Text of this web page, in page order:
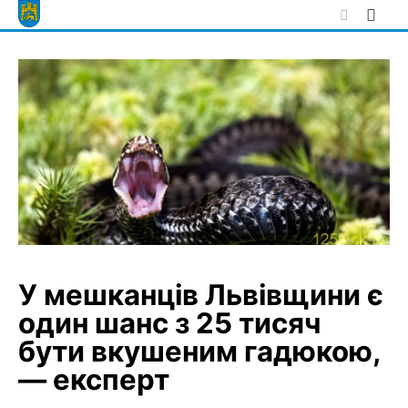
Skip
to
У мешканців Львівщини є
один шанс з 25 тисяч
бути вкушеним гадюкою,
— експерт